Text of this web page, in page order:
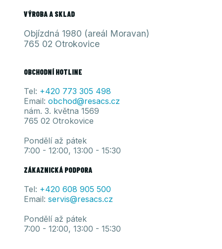
VÝROBA A SKLAD
Objízdná 1980 (areál Moravan)
765 02 Otrokovice
OBCHODNÍ HOTLINE
Tel: +420 773 305 498
Email: obchod@resacs.cz
nám. 3. května 1569
765 02 Otrokovice
Pondělí až pátek
7:00 - 12:00, 13:00 - 15:30
ZÁKAZNICKÁ PODPORA
Tel: +420 608 905 500
Email: servis@resacs.cz
Pondělí až pátek
7:00 - 12:00, 13:00 - 15:30